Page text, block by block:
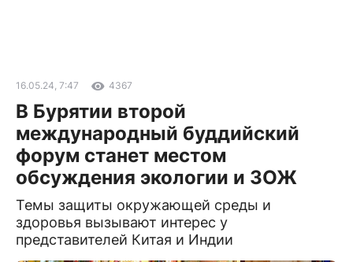
16.05.24, 7:47 4367
В Бурятии второй
международный буддийский
форум станет местом
обсуждения экологии и ЗОЖ
Темы защиты окружающей среды и
здоровья вызывают интерес у
представителей Китая и Индии